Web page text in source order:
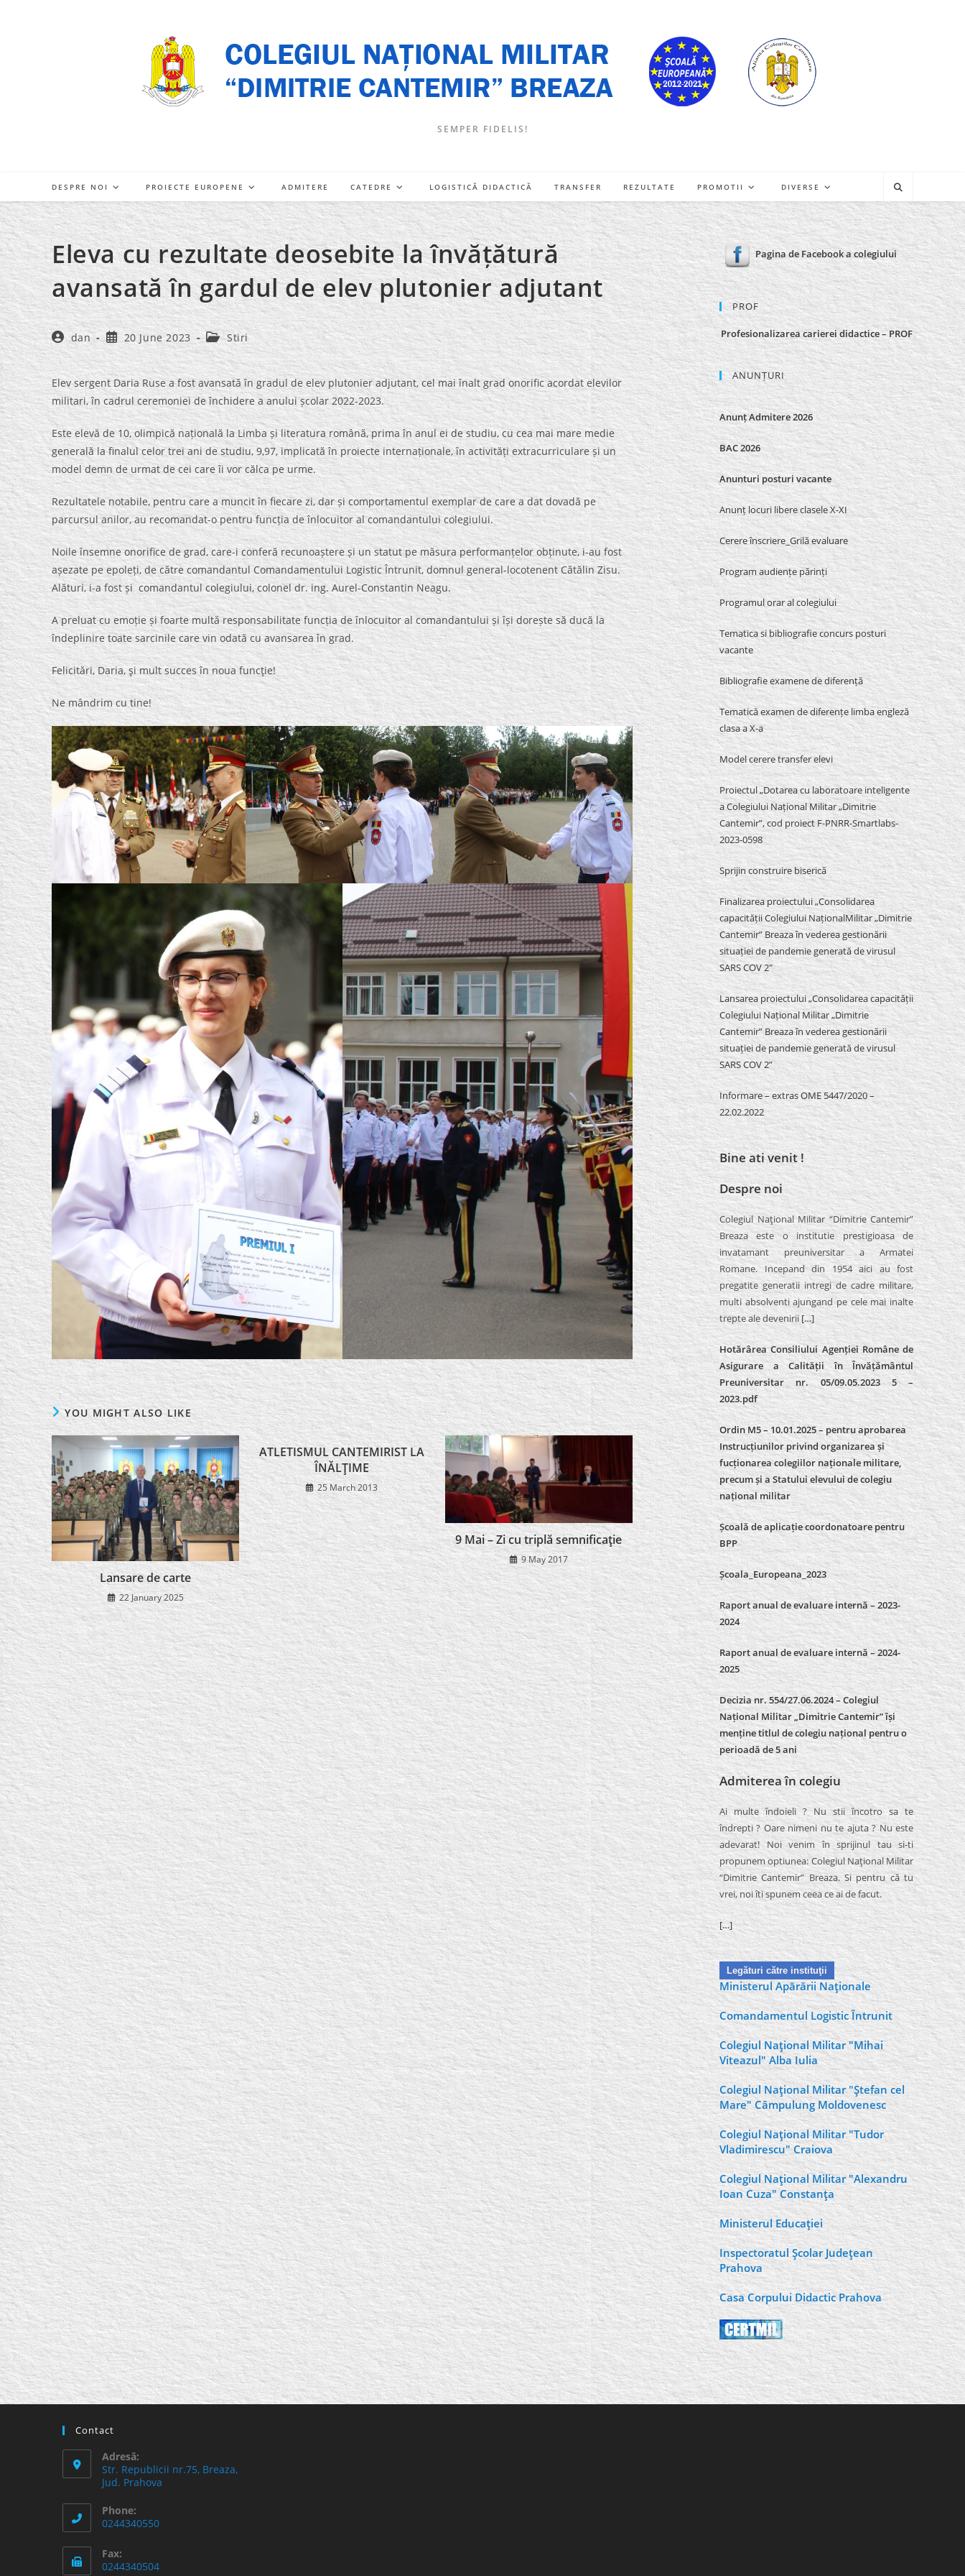
SEMPER FIDELIS!
DESPRE NOI PROIECTE EUROPENE ADMITERE CATEDRE LOGISTICĂ DIDACTICĂ TRANSFER REZULTATE PROMOTII DIVERSE
Eleva cu rezultate deosebite la învățătură
avansată în gardul de elev plutonier adjutant
Post
author:
dan
Post
published:
20 June 2023
Post
category:
Stiri
Elev sergent Daria Ruse a fost avansată în gradul de elev plutonier adjutant, cel mai înalt grad onorific acordat elevilor
militari, în cadrul ceremoniei de închidere a anului școlar 2022-2023.
Este elevă de 10, olimpică națională la Limba și literatura română, prima în anul ei de studiu, cu cea mai mare medie
generală la finalul celor trei ani de studiu, 9,97, implicată în proiecte internaționale, în activități extracurriculare și un
model demn de urmat de cei care îi vor călca pe urme.
Rezultatele notabile, pentru care a muncit în fiecare zi, dar și comportamentul exemplar de care a dat dovadă pe
parcursul anilor, au recomandat-o pentru funcția de înlocuitor al comandantului colegiului.
Noile însemne onorifice de grad, care-i conferă recunoaștere și un statut pe măsura performanțelor obținute, i-au fost
așezate pe epoleți, de către comandantul Comandamentului Logistic Întrunit, domnul general-locotenent Cătălin Zisu.
Alături, i-a fost și comandantul colegiului, colonel dr. ing. Aurel-Constantin Neagu.
A preluat cu emoție și foarte multă responsabilitate funcția de înlocuitor al comandantului și își dorește să ducă la
îndeplinire toate sarcinile care vin odată cu avansarea în grad.
Felicitări, Daria, şi mult succes în noua funcţie!
Ne mândrim cu tine!
YOU MIGHT ALSO LIKE
Lansare de carte
22 January 2025
ATLETISMUL CANTEMIRIST LA
ÎNĂLŢIME
25 March 2013
9 Mai – Zi cu triplă semnificaţie
9 May 2017
Pagina de Facebook a colegiului
PROF
Profesionalizarea carierei didactice – PROF
ANUNȚURI
Anunț Admitere 2026
BAC 2026
Anunturi posturi vacante
Anunț locuri libere clasele X-XI
Cerere înscriere_Grilă evaluare
Program audiențe părinți
Programul orar al colegiului
Tematica si bibliografie concurs posturi
vacante
Bibliografie examene de diferență
Tematică examen de diferențe limba engleză
clasa a X-a
Model cerere transfer elevi
Proiectul „Dotarea cu laboratoare inteligente
a Colegiului Național Militar „Dimitrie
Cantemir”, cod proiect F-PNRR-Smartlabs-
2023-0598
Sprijin construire biserică
Finalizarea proiectului „Consolidarea
capacității Colegiului NaționalMilitar „Dimitrie
Cantemir” Breaza în vederea gestionării
situației de pandemie generată de virusul
SARS COV 2″
Lansarea proiectului „Consolidarea capacității
Colegiului Național Militar „Dimitrie
Cantemir” Breaza în vederea gestionării
situației de pandemie generată de virusul
SARS COV 2”
Informare – extras OME 5447/2020 –
22.02.2022
Bine ati venit !
Despre noi
Colegiul Naţional Militar “Dimitrie Cantemir”
Breaza este o institutie prestigioasa de
invatamant preuniversitar a Armatei
Romane. Incepand din 1954 aici au fost
pregatite generatii intregi de cadre militare,
multi absolventi ajungand pe cele mai inalte
trepte ale devenirii […]
Hotărârea Consiliului Agenției Române de
Asigurare a Calității în Învățământul
Preuniversitar nr. 05/09.05.2023 5 –
2023.pdf
Ordin M5 – 10.01.2025 – pentru aprobarea
Instrucțiunilor privind organizarea și
fucționarea colegiilor naționale militare,
precum și a Statului elevului de colegiu
național militar
Școală de aplicație coordonatoare pentru
BPP
Școala_Europeana_2023
Raport anual de evaluare internă – 2023-
2024
Raport anual de evaluare internă –2024-
2025
Decizia nr. 554/27.06.2024 – Colegiul
Național Militar „Dimitrie Cantemir” își
menține titlul de colegiu național pentru o
perioadă de 5 ani
Admiterea în colegiu
Ai multe îndoieli ? Nu stii încotro sa te
îndrepti ? Oare nimeni nu te ajuta ? Nu este
adevarat! Noi venim în sprijinul tau si-ti
propunem optiunea: Colegiul Naţional Militar
“Dimitrie Cantemir” Breaza. Si pentru că tu
vrei, noi îti spunem ceea ce ai de facut.
[…]
Legături către instituţii
Ministerul Apărării Naţionale
Comandamentul Logistic Întrunit
Colegiul Naţional Militar "Mihai
Viteazul" Alba Iulia
Colegiul Naţional Militar "Ştefan cel
Mare" Câmpulung Moldovenesc
Colegiul Naţional Militar "Tudor
Vladimirescu" Craiova
Colegiul Naţional Militar "Alexandru
Ioan Cuza" Constanţa
Ministerul Educaţiei
Inspectoratul Şcolar Judeţean
Prahova
Casa Corpului Didactic Prahova
Contact
Adresă:
Str. Republicii nr.75, Breaza,
Jud. Prahova
Phone:
0244340550
Fax:
0244340504